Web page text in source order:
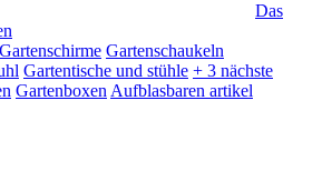
Das
Gartenschirme Gartenschaukeln
Gartentische und stühle + 3 nächste
Gartenboxen Aufblasbaren artikel